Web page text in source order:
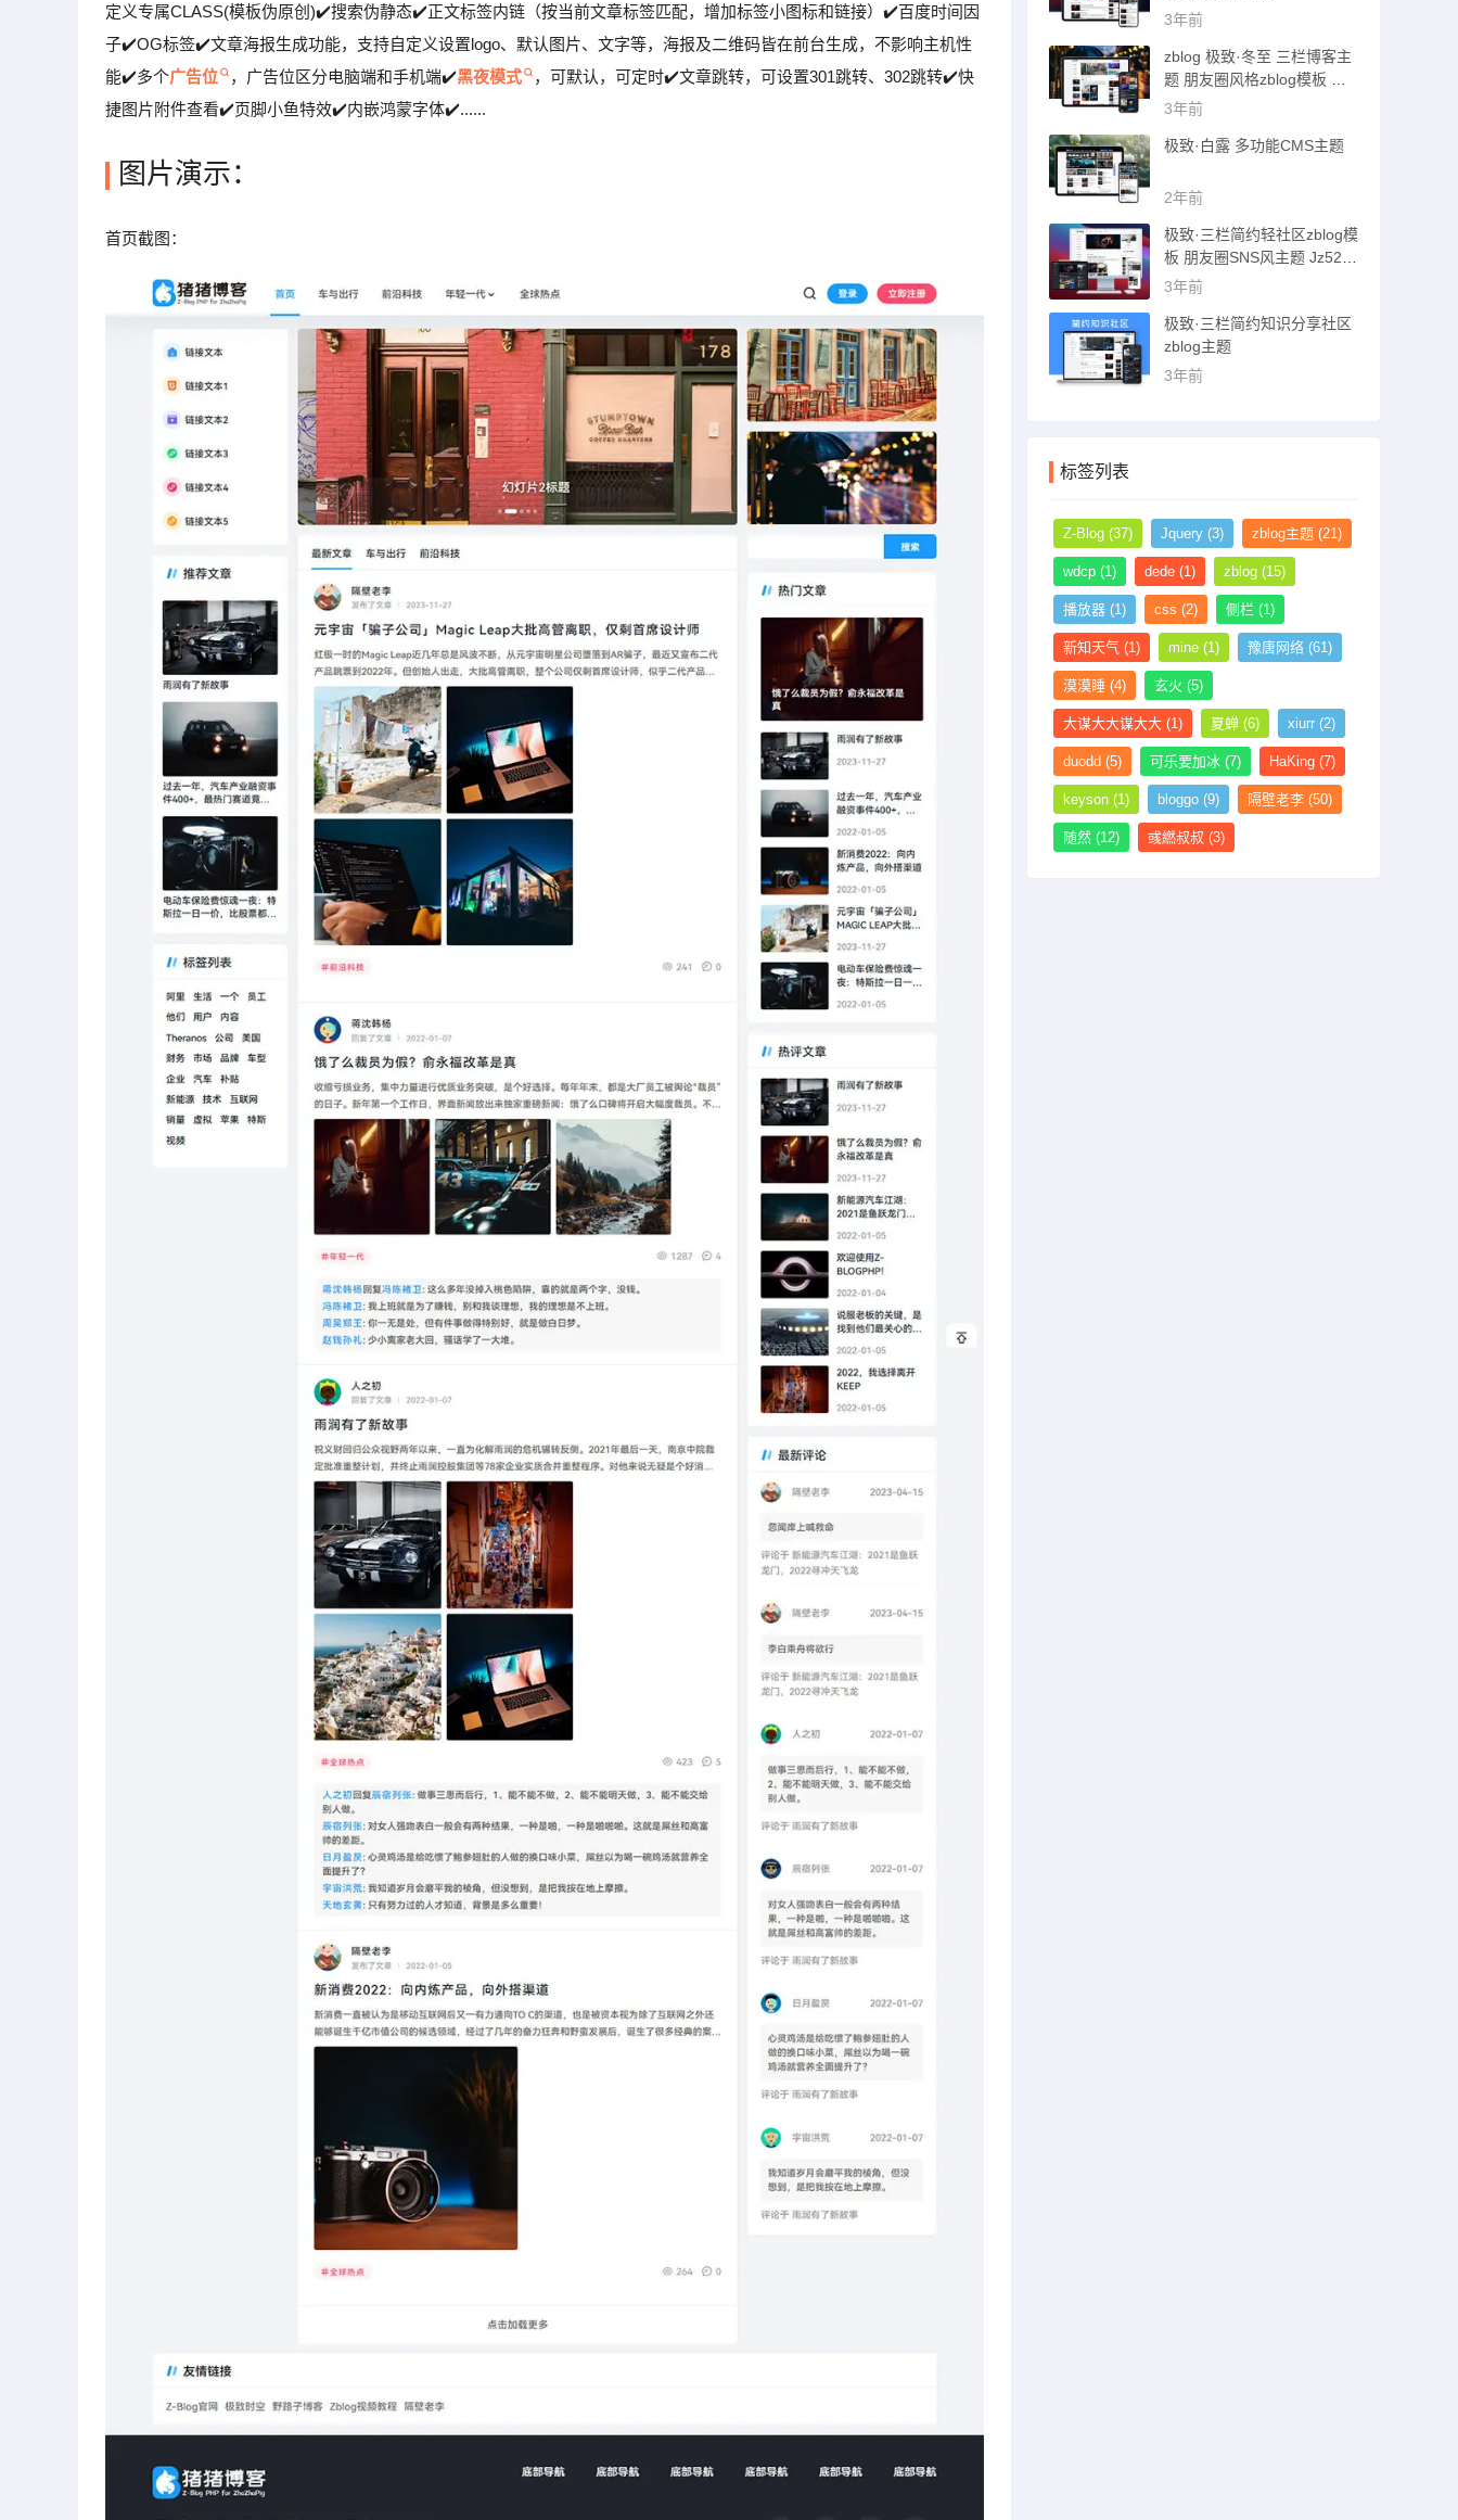
定义专属CLASS(模板伪原创)✔️搜索伪静态✔️正文标签内链（按当前文章标签匹配，增加标签小图标和链接）✔️百度时间因
子✔️OG标签✔️文章海报生成功能，支持自定义设置logo、默认图片、文字等，海报及二维码皆在前台生成，不影响主机性
能✔️多个广告位 ，广告位区分电脑端和手机端✔️黑夜模式
，可默认，可定时✔️文章跳转，可设置301跳转、302跳转✔️快
捷图片附件查看✔️页脚小鱼特效✔️内嵌鸿蒙字体✔️......
图片演示：
首页截图：
3年前
zblog 极致·冬至 三栏博客主
题 朋友圈风格zblog模板 猪
猪博客主题
3年前
极致·白露 多功能CMS主题
2年前
极致·三栏简约轻社区zblog模
板 朋友圈SNS风主题 Jz52_t
sc主题
3年前
极致·三栏简约知识分享社区
zblog主题
3年前
标签列表
Z-Blog (37) Jquery (3) zblog主题 (21)
wdcp (1) dede (1) zblog (15)
播放器 (1) css (2) 侧栏 (1)
新知天气 (1) mine (1) 豫唐网络 (61)
漠漠睡 (4) 玄火 (5)
大谋大大谋大大 (1) 夏蝉 (6) xiurr (2)
duodd (5) 可乐要加冰 (7) HaKing (7)
keyson (1) bloggo (9) 隔壁老李 (50)
随然 (12) 彧繎叔叔 (3)